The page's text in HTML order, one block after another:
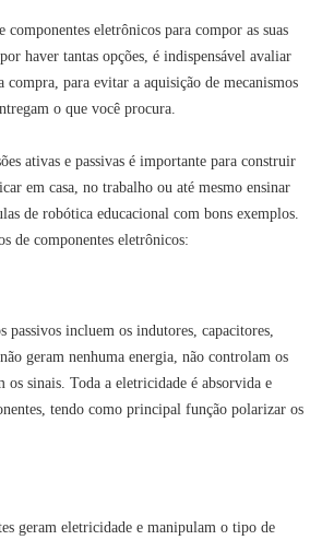
componentes eletrônicos para compor as suas
haver tantas opções, é indispensável avaliar
compra, para evitar a aquisição de mecanismos
o que você procura.
ativas e passivas é importante para construir
em casa, no trabalho ou até mesmo ensinar
de robótica educacional com bons exemplos.
de componentes eletrônicos:
passivos incluem os indutores, capacitores,
geram nenhuma energia, não controlam os
os sinais. Toda a eletricidade é absorvida e
tendo como principal função polarizar os
geram eletricidade e manipulam o tipo de